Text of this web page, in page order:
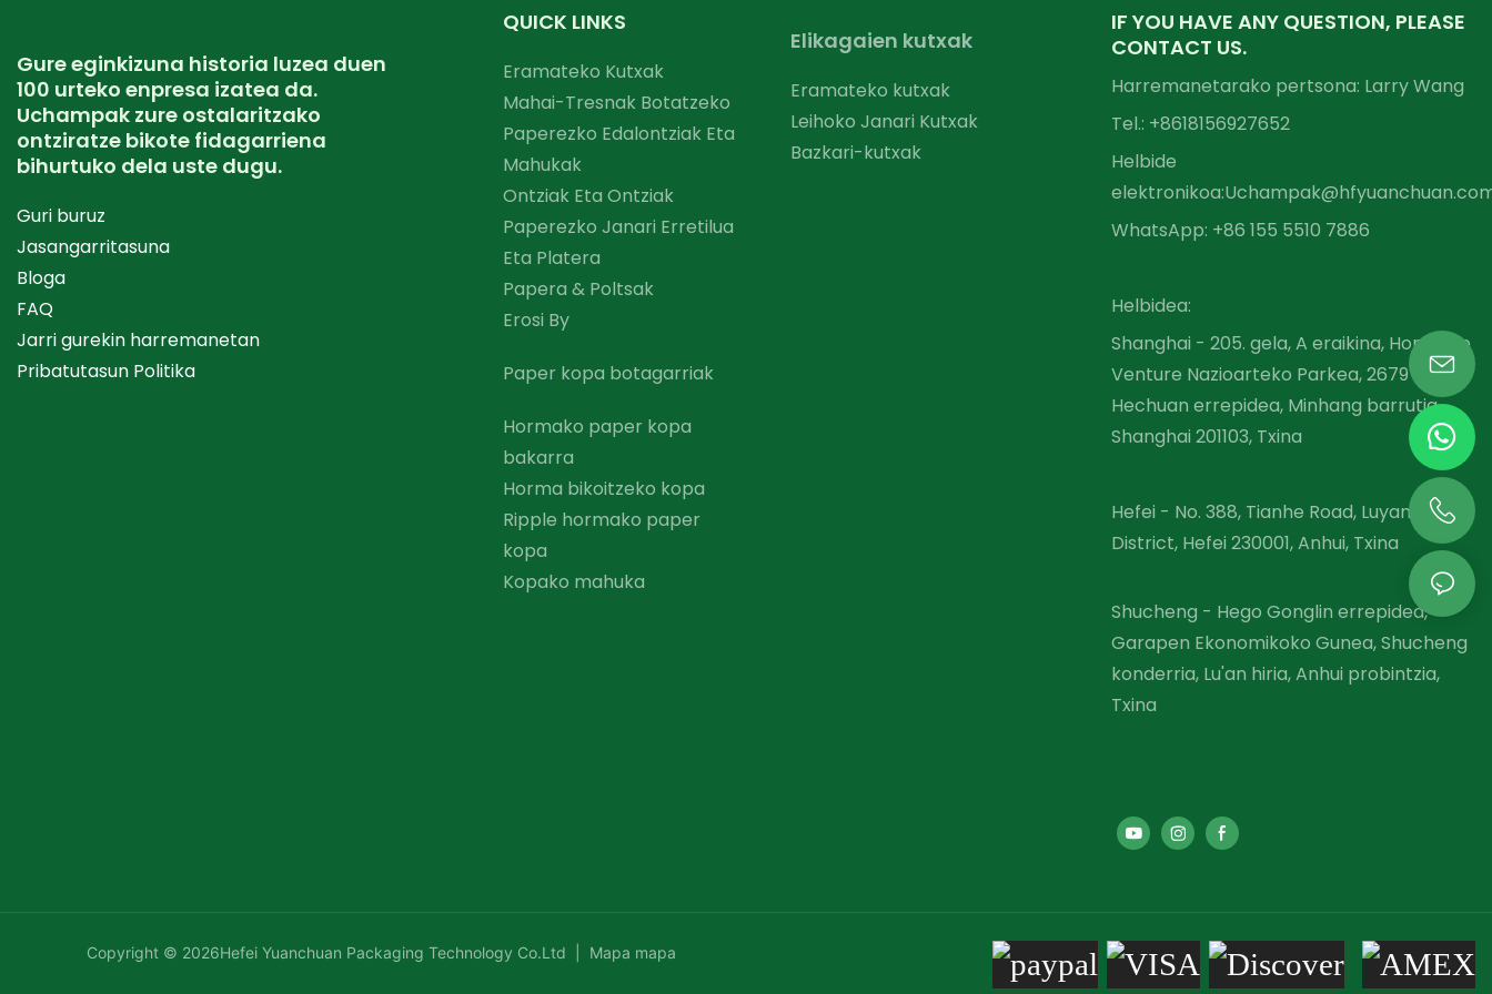
Gure eginkizuna historia luzea duen
100 urteko enpresa izatea da.
Uchampak zure ostalaritzako
ontziratze bikote fidagarriena
bihurtuko dela uste dugu.
Guri buruz
Jasangarritasuna
Bloga
FAQ
Jarri gurekin harremanetan
Pribatutasun Politika
QUICK LINKS
Eramateko Kutxak
Mahai-Tresnak Botatzeko
Paperezko Edalontziak Eta
Mahukak
Ontziak Eta Ontziak
Paperezko Janari Erretilua
Eta Platera
Papera & Poltsak
Erosi By
Paper kopa botagarriak
Hormako paper kopa
bakarra
Horma bikoitzeko kopa
Ripple hormako paper
kopa
Kopako mahuka
Elikagaien kutxak
Eramateko kutxak
Leihoko Janari Kutxak
Bazkari-kutxak
IF YOU HAVE ANY QUESTION, PLEASE
CONTACT US.
Harremanetarako pertsona: Larry Wang
Tel.: +8618156927652
Helbide
elektronikoa:
WhatsApp: +86 155 5510 7886
Helbidea:
Shanghai - 205. gela, A eraikina, Hongqiao
Venture Nazioarteko Parkea, 2679
Hechuan errepidea, Minhang barrutia,
Shanghai 201103, Txina
Hefei - No. 388, Tianhe Road, Luyang
District, Hefei 230001, Anhui, Txina
Shucheng - Hego Gonglin errepidea,
Garapen Ekonomikoko Gunea, Shucheng
konderria, Lu'an hiria, Anhui probintzia,
Txina
Copyright © 2026Hefei Yuanchuan Packaging Technology Co.Ltd | Mapa mapa